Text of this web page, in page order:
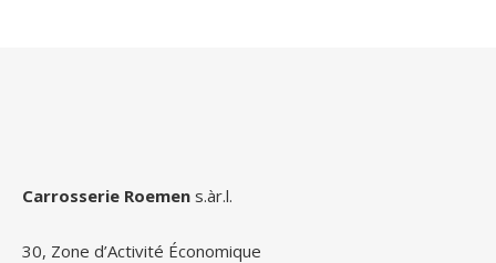
Carrosserie Roemen s.àr.l.
30, Zone d’Activité Économique